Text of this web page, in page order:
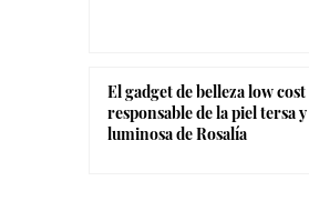
El gadget de belleza low cost
responsable de la piel tersa y
luminosa de Rosalía